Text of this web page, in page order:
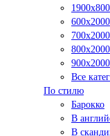
1900х800
600x2000
700x2000
800x2000
900x2000
Все
По стилю
Барокко
В
В